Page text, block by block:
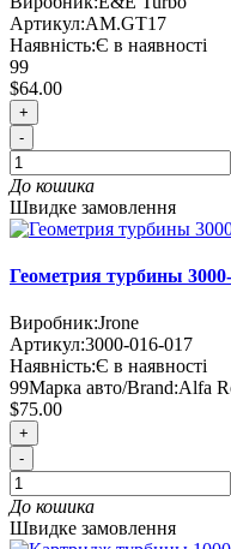
Артикул:AM.GT17
Наявність:Є в наявності
99
$64.00
+
-
До кошика
Швидке замовлення
Геометрия турбины
Виробник:Jrone
Артикул:3000-016-017
Наявність:Є в наявності
99Марка авто/Brand:Alfa
$75.00
+
-
До кошика
Швидке замовлення